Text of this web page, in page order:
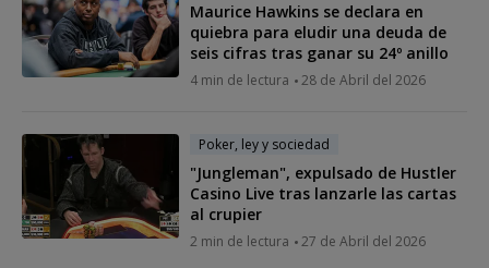
Maurice Hawkins se declara en
quiebra para eludir una deuda de
seis cifras tras ganar su 24º anillo
4 min de lectura 28 de Abril del 2026
Poker, ley y sociedad
"Jungleman", expulsado de Hustler
Casino Live tras lanzarle las cartas
al crupier
2 min de lectura 27 de Abril del 2026